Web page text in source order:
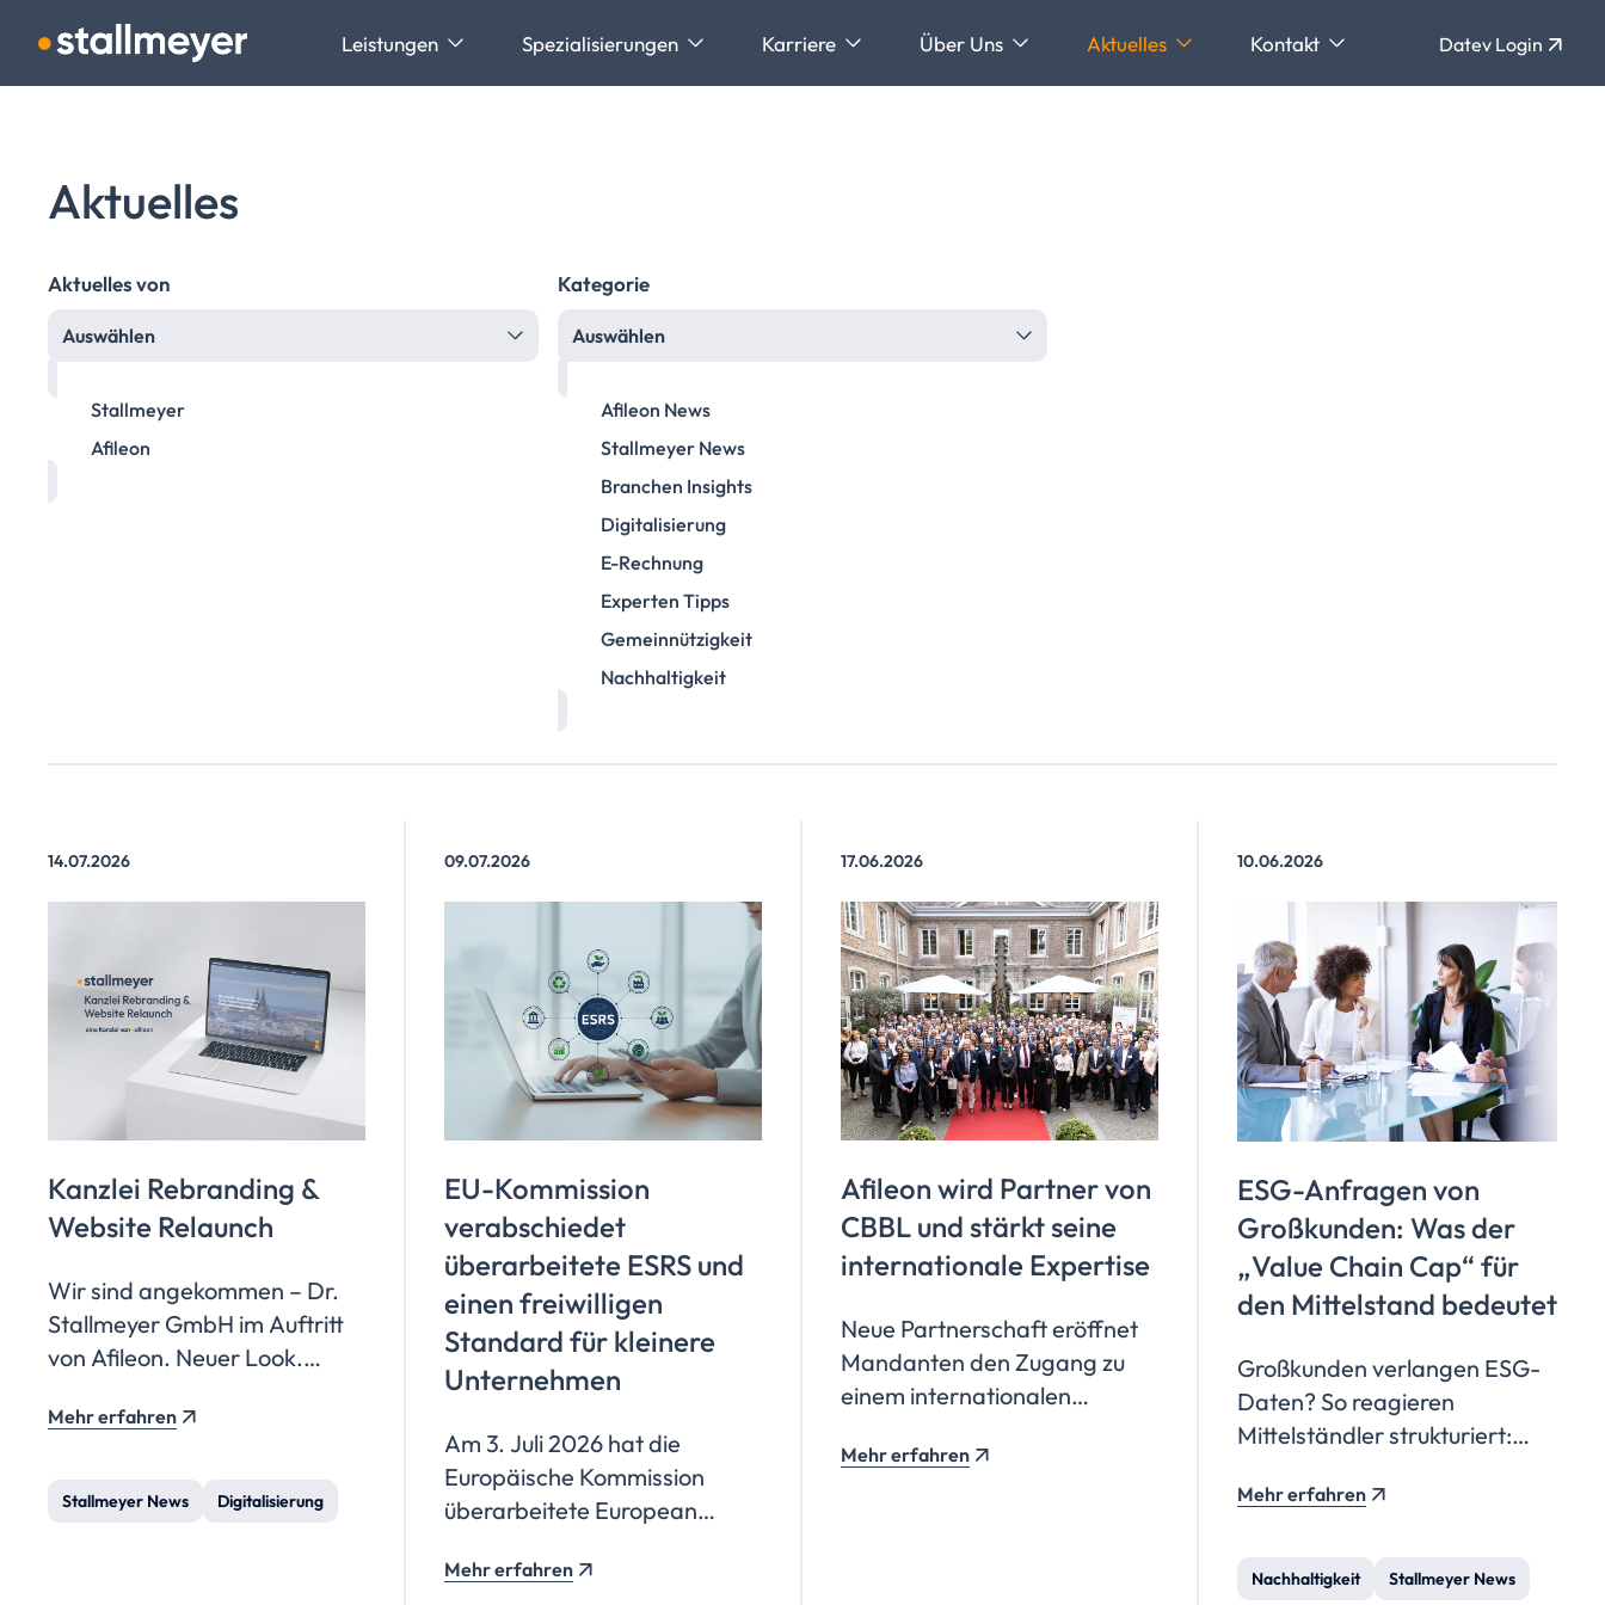
Navigation überspringen Leistungen Spezialisierungen Karriere Über Uns Aktuelles Kontakt Datev Login
Aktuelles
Aktuelles von
Auswählen
Stallmeyer
Afileon
Kategorie
Auswählen
Afileon News
Stallmeyer News
Branchen Insights
Digitalisierung
E-Rechnung
Experten Tipps
Gemeinnützigkeit
Nachhaltigkeit
14.07.2026
Kanzlei Rebranding &
Website Relaunch
Wir sind angekommen – Dr.
Stallmeyer GmbH im Auftritt
von Afileon. Neuer Look.
dahinter.
Mehr erfahren
Stallmeyer News Digitalisierung
09.07.2026
EU-Kommission
verabschiedet
überarbeitete ESRS und
einen freiwilligen
Standard für kleinere
Unternehmen
Am 3. Juli 2026 hat die
Europäische Kommission
überarbeitete European
Standards (ESRS) sowie einen
Mehr erfahren
17.06.2026
Afileon wird Partner von
CBBL und stärkt seine
internationale Expertise
Neue Partnerschaft eröffnet
Mandanten den Zugang zu
einem internationalen
Wirtschaftsanwälte und
Mehr erfahren
10.06.2026
ESG-Anfragen von
Großkunden: Was der
„Value Chain Cap“ für
den Mittelstand bedeutet
Großkunden verlangen ESG-
Daten? So reagieren
Mittelständler strukturiert:
und der neue Voluntary
Mehr erfahren
Nachhaltigkeit Stallmeyer News